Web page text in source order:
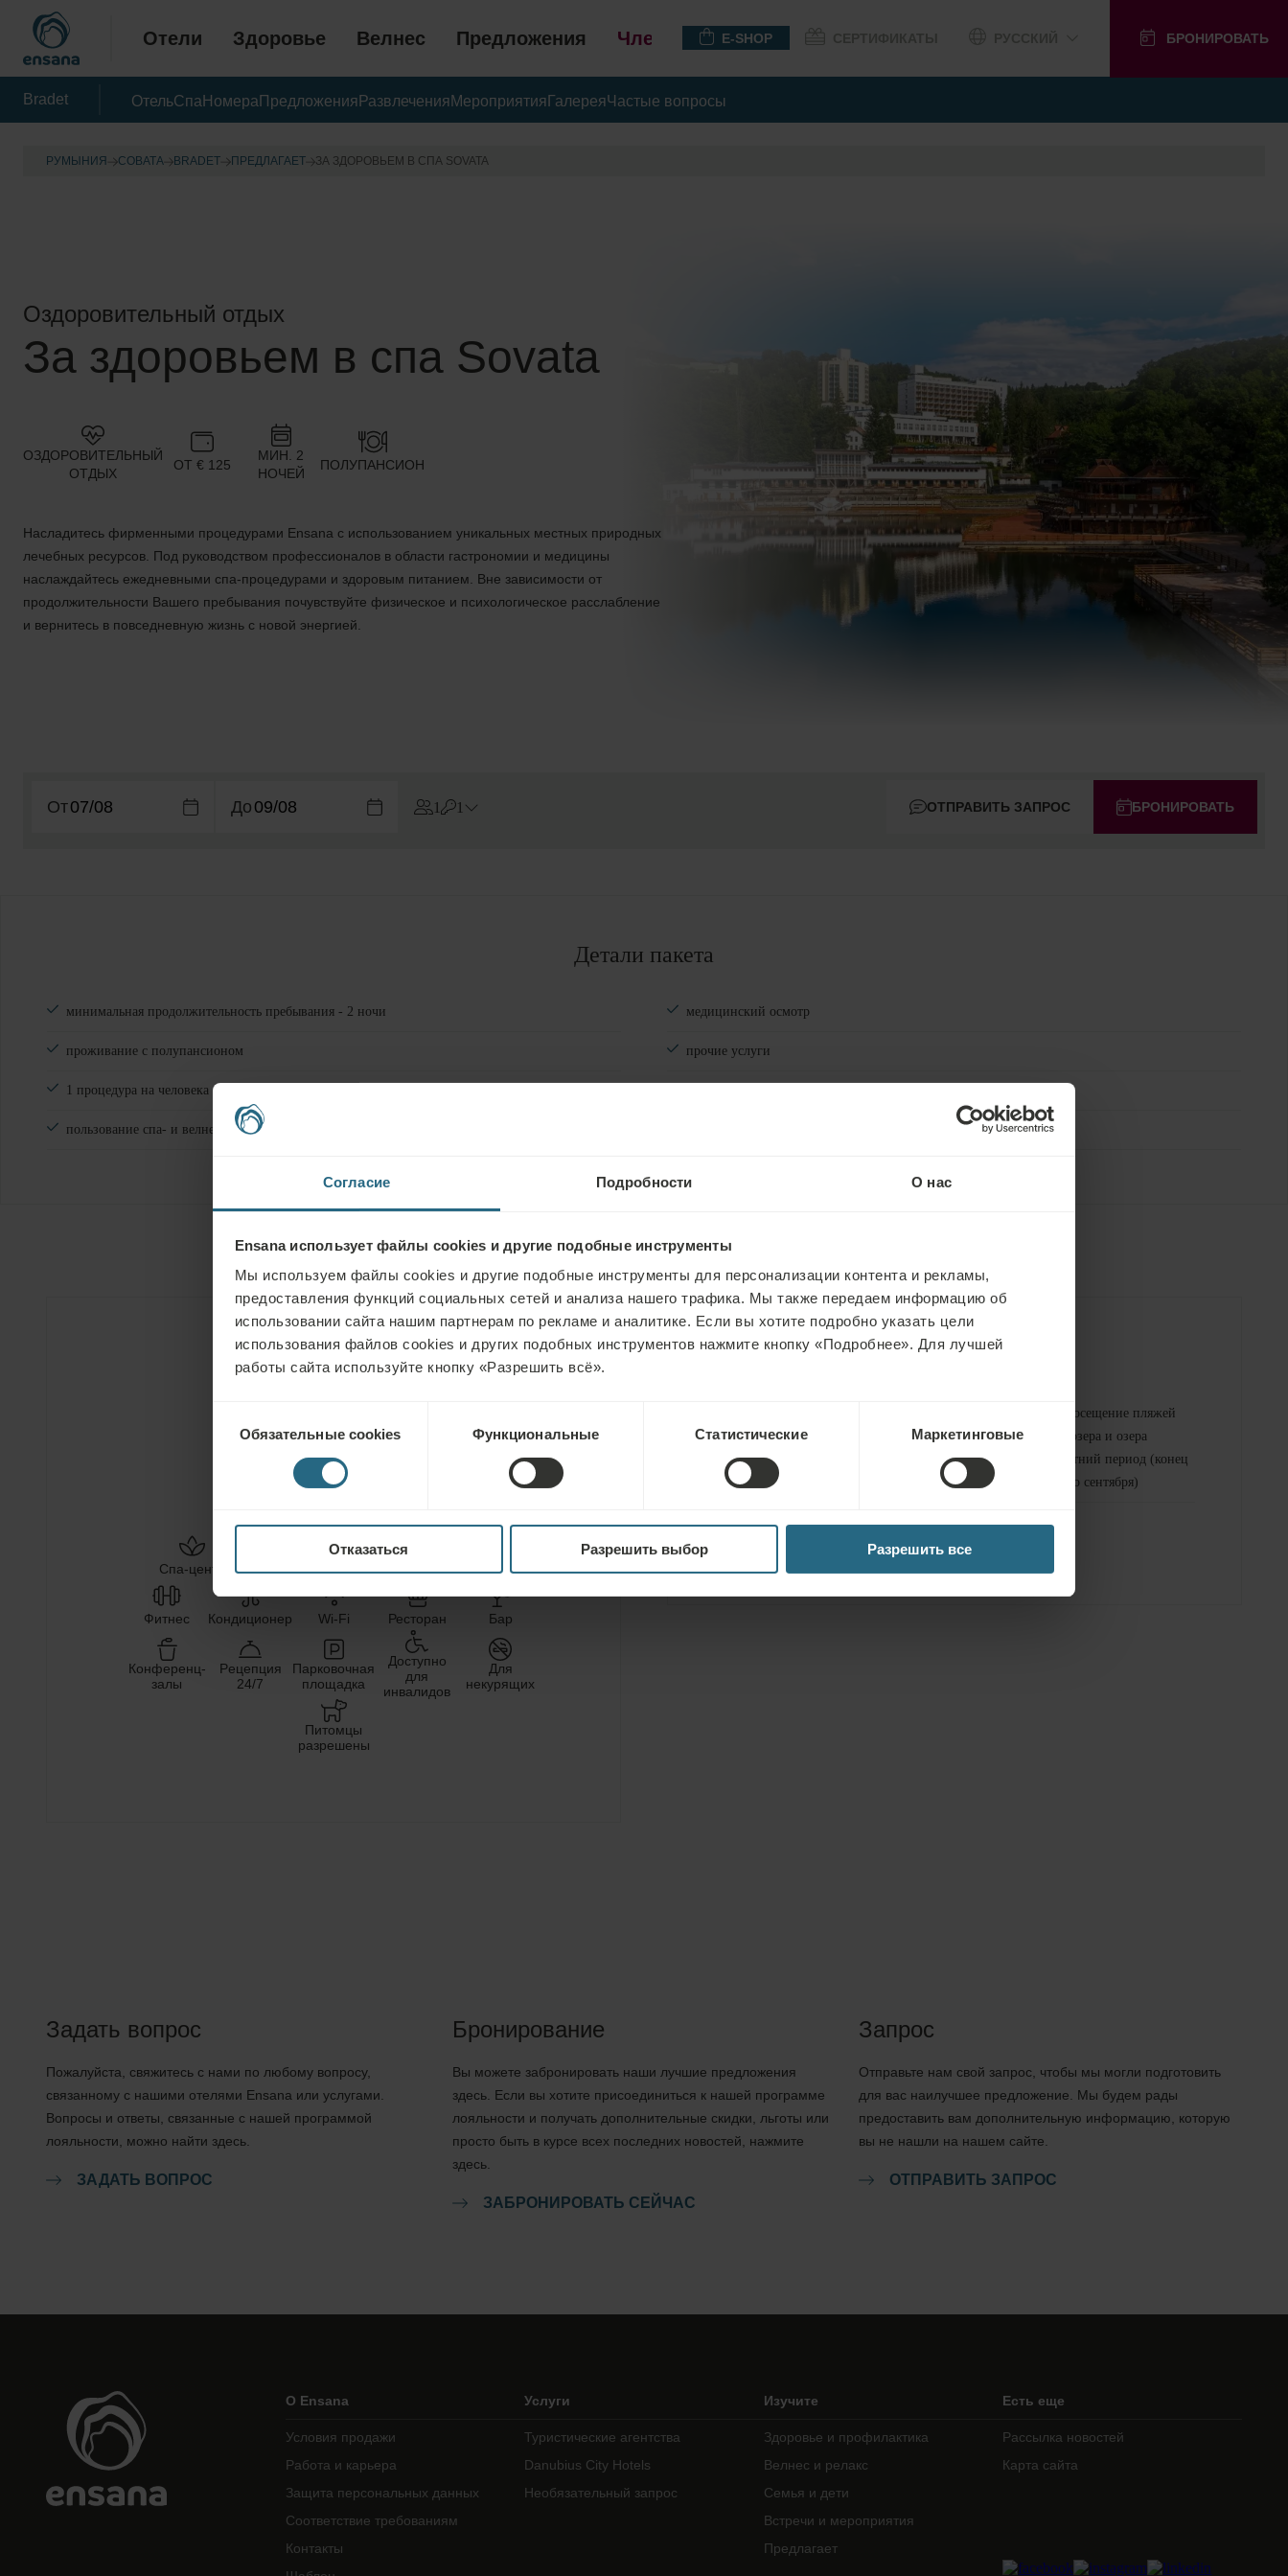
Согласие Подробности О нас
Ensana использует файлы cookies и другие подобные инструменты
Мы используем файлы cookies и другие подобные инструменты для персонализации контента и рекламы,
предоставления функций социальных сетей и анализа нашего трафика. Мы также передаем информацию об
использовании сайта нашим партнерам по рекламе и аналитике. Если вы хотите подробно указать цели
использования файлов cookies и других подобных инструментов нажмите кнопку «Подробнее». Для лучшей
работы сайта используйте кнопку «Разрешить всё».
согласия
Обязательные cookies Функциональные Статистические Маркетинговые
Отказаться Разрешить выбор Разрешить все
Отели Здоровье Велнес Предложения Членство E-SHOP БРОНИРОВАТЬ
Bradet ОтельСпа Номера Предложения Развлечения Мероприятия ГалереяЧастые вопросы
РУМЫНИЯ СОВАТА BRADET ПРЕДЛАГАЕТ ЗА ЗДОРОВЬЕМ В СПА SOVATA
Оздоровительный отдых
За здоровьем в спа Sovata
ОЗДОРОВИТЕЛЬНЫЙ
ОТДЫХ
ОТ € 125
МИН. 2
НОЧЕЙ
ПОЛУПАНСИОН
Насладитесь фирменными процедурами Ensana с использованием уникальных местных природных
лечебных ресурсов. Под руководством профессионалов в области гастрономии и медицины
наслаждайтесь ежедневными спа-процедурами и здоровым питанием. Вне зависимости от
продолжительности Вашего пребывания почувствуйте физическое и психологическое расслабление
и вернитесь в повседневную жизнь с новой энергией.
От До 1 1 БРОНИРОВАТЬ
ОТПРАВИТЬ ЗАПРОС
Детали пакета
минимальная продолжительность пребывания - 2 ночи
проживание с полупансионом
1 процедура на человека (взрослого) в день
пользование спа- и велнес-услугами
медицинский осмотр
прочие услуги
Услуги отеля
СОЛЕНАЯ
ВОДА
ЛЕЧЕБНАЯ
Спа-центр Бассейн
услуги
услуги
Фитнес Кондиционер Wi-Fi Ресторан Бар
Конференц-
залы
Pецепция
24/7
Парковочная
площадка
Доступно
для
инвалидов
Для
некурящих
Питомцы
разрешены
Бесплатные услуги
и саун отеля
Бесплатное посещение фитнес-
Бесплатное посещение пляжей
Медвежьего озера и озера
Алуниш в летний период (конец
июня – начало сентября)
Задать вопрос
Пожалуйста, свяжитесь с нами по любому вопросу,
связанному с нашими отелями Ensana или услугами.
Вопросы и ответы, связанные с нашей программой
лояльности, можно найти здесь.
ЗАДАТЬ ВОПРОС
Бронирование
Вы можете забронировать наши лучшие предложения
здесь. Если вы хотите присоединиться к нашей программе
лояльности и получать дополнительные скидки, льготы или
просто быть в курсе всех последних новостей, нажмите
здесь.
ЗАБРОНИРОВАТЬ СЕЙЧАС
Запрос
Отправьте нам свой запрос, чтобы мы могли подготовить
для вас наилучшее предложение. Мы будем рады
предоставить вам дополнительную информацию, которую
вы не нашли на нашем сайте.
ОТПРАВИТЬ ЗАПРОС
О Ensana
Условия продажи
Работа и карьера
Защита персональных данных
Соответствие требованиям
Контакты
Услуги
Туристические агентства
Danubius City Hotels
Необязательный запрос
Изучите
Здоровье и профилактика
Велнес и релакс
Семья и дети
Встречи и мероприятия
Предлагает
Есть еще
Рассылка новостей
Карта сайта